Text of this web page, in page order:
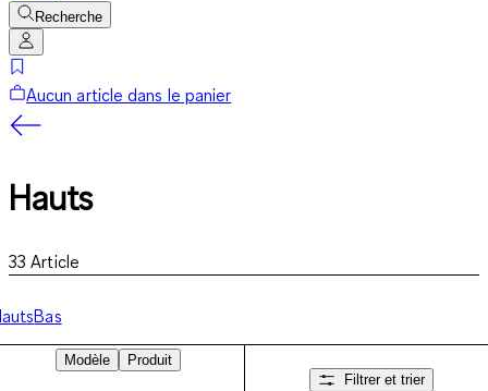
Recherche
Aucun article dans le panier
Hauts
33 Article
Bas
Modèle
Produit
Filtrer et trier